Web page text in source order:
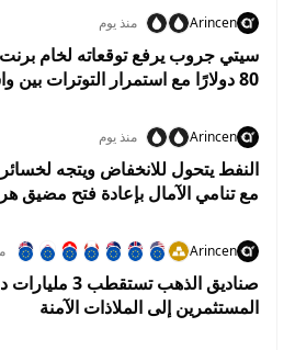
Arincen منذ يوم
سيتي جروب يرفع توقعاته لخام برنت
80 دولارًا مع استمرار التوترات بين واشنطن وطهران
Arincen منذ يوم
مع تنامي الآمال بإعادة فتح مضيق
Arincen
صناديق الذهب
المستثمرين إلى الملاذات الآمنة